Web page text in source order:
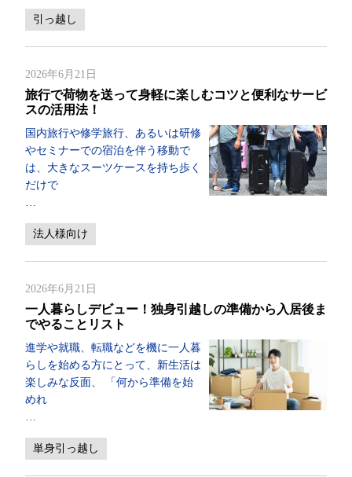
引っ越し
2026年6月21日
旅行で荷物を送って身軽に楽しむコツと便利なサービ
スの活用法！
国内旅行や修学旅行、あるいは研修
やセミナーでの宿泊を伴う移動で
は、大きなスーツケースを持ち歩く
だけで
…
法人様向け
2026年6月21日
一人暮らしデビュー！独身引越しの準備から入居後ま
でやることリスト
進学や就職、転職などを機に一人暮
らしを始める方にとって、新生活は
楽しみな反面、 「何から準備を始
めれ
…
単身引っ越し